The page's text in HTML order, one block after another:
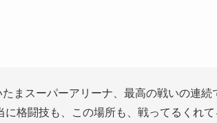
まスーパーアリーナ、最高の戦いの連続
格闘技も、この場所も、戦ってるくれ